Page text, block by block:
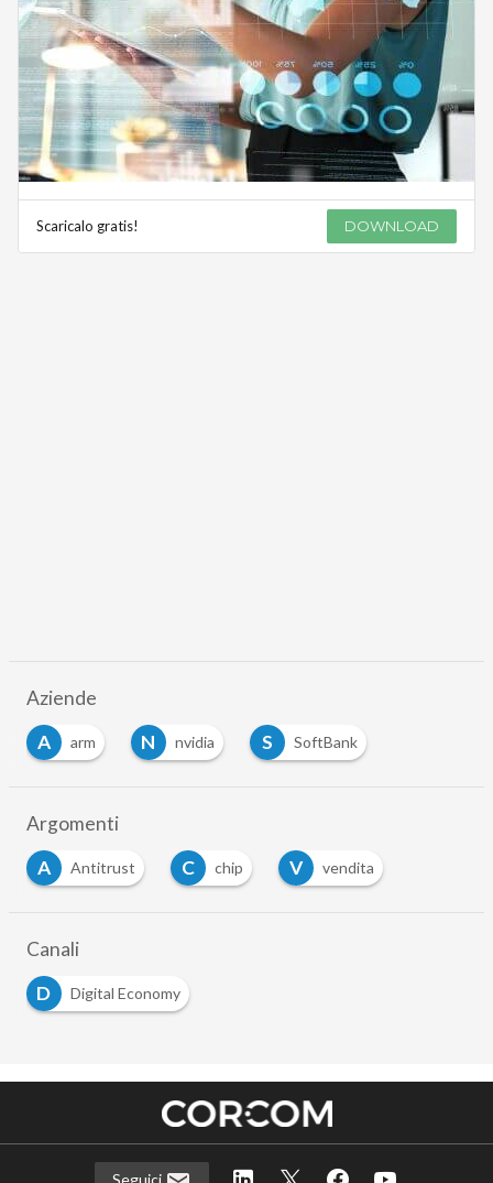
Scaricalo gratis! DOWNLOAD
Aziende
A
arm N nvidia S SoftBank
Argomenti
A
Antitrust C chip V vendita
Canali
D
Digital Economy